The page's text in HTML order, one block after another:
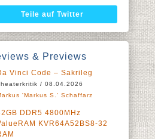
Teile auf Twitter
& Previews
Vinci Code – Sakrileg
/ 08.04.2026
'Markus S.' Schaffarz
DDR5 4800MHz
KVR64A52BS8-32